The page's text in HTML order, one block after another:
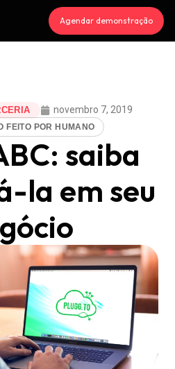
Agendar demonstração
novembro 7, 2019
FEITO POR HUMANO
saiba
la em seu